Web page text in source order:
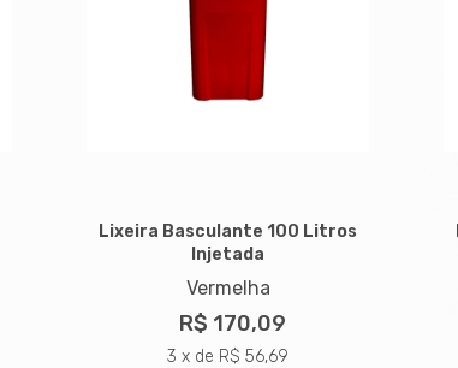
Lixeira Basculante 100 Litros
Injetada
Vermelha
R$ 170,09
3 x de R$ 56,69